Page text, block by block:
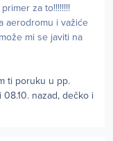
za to!!!!!!!!
aerodromu i važiće
mi se javiti na
ti poruku u pp.
nazad, dečko i